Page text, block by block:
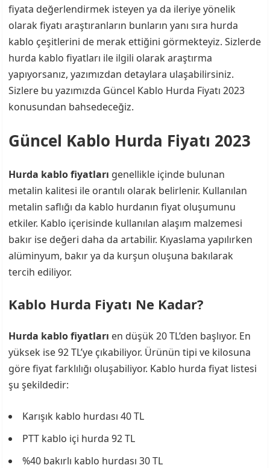
fiyata değerlendirmek isteyen ya da ileriye yönelik
olarak fiyatı araştıranların bunların yanı sıra hurda
kablo çeşitlerini de merak ettiğini görmekteyiz. Sizlerde
hurda kablo fiyatları ile ilgili olarak araştırma
yapıyorsanız, yazımızdan detaylara ulaşabilirsiniz.
Sizlere bu yazımızda Güncel Kablo Hurda Fiyatı 2023
konusundan bahsedeceğiz.
Güncel Kablo Hurda Fiyatı 2023
Hurda kablo fiyatları genellikle içinde bulunan
metalin kalitesi ile orantılı olarak belirlenir. Kullanılan
metalin saflığı da kablo hurdanın fiyat oluşumunu
etkiler. Kablo içerisinde kullanılan alaşım malzemesi
bakır ise değeri daha da artabilir. Kıyaslama yapılırken
alüminyum, bakır ya da kurşun oluşuna bakılarak
tercih ediliyor.
Kablo Hurda Fiyatı Ne Kadar?
Hurda kablo fiyatları en düşük 20 TL’den başlıyor. En
yüksek ise 92 TL’ye çıkabiliyor. Ürünün tipi ve kilosuna
göre fiyat farklılığı oluşabiliyor. Kablo hurda fiyat listesi
şu şekildedir:
Karışık kablo hurdası 40 TL
PTT kablo içi hurda 92 TL
%40 bakırlı kablo hurdası 30 TL